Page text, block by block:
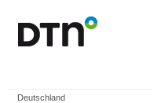
Deutschland